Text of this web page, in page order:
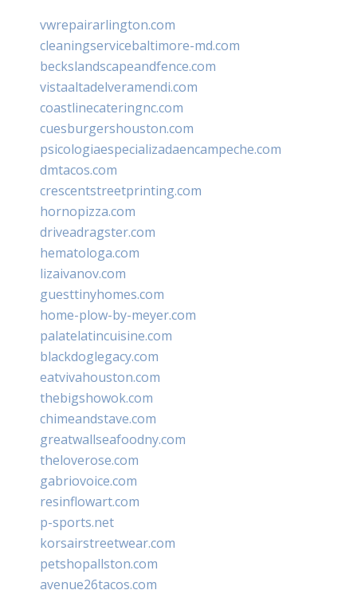
vwrepairarlington.com
cleaningservicebaltimore-md.com
beckslandscapeandfence.com
vistaaltadelveramendi.com
coastlinecateringnc.com
cuesburgershouston.com
psicologiaespecializadaencampeche.com
dmtacos.com
crescentstreetprinting.com
hornopizza.com
driveadragster.com
hematologa.com
lizaivanov.com
guesttinyhomes.com
home-plow-by-meyer.com
palatelatincuisine.com
blackdoglegacy.com
eatvivahouston.com
thebigshowok.com
chimeandstave.com
greatwallseafoodny.com
theloverose.com
gabriovoice.com
resinflowart.com
p-sports.net
korsairstreetwear.com
petshopallston.com
avenue26tacos.com